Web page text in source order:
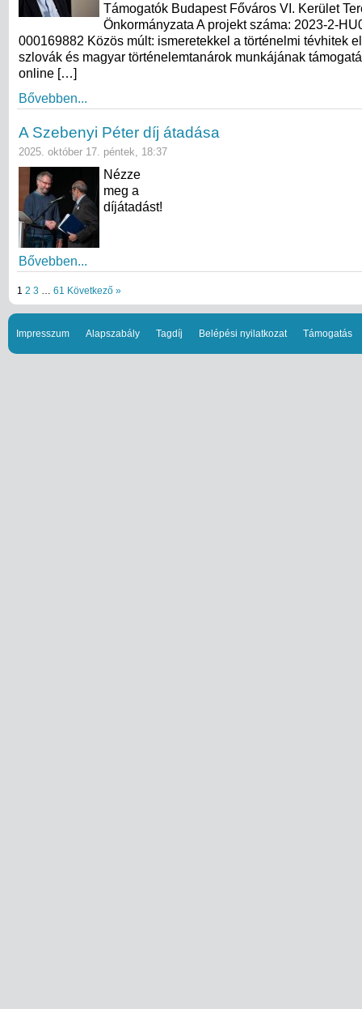
Támogatók Budapest Főváros VI. Kerület
Önkormányzata A projekt száma: 2023-2-
000169882 Közös múlt: ismeretekkel a történelmi tévhitek
szlovák és magyar történelemtanárok munkájának
online […]
Bővebben...
A Szebenyi Péter díj átadása
2025. október 17. péntek, 18:37
Nézze
meg a
díjátadást!
Bővebben...
1 2 3 61 Következő »
Impresszum Alapszabály Tagdíj Belépési nyilatkozat Támogatás